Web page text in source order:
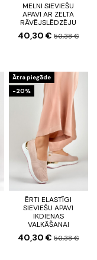
MELNI SIEVIEŠU
APAVI AR ZELTA
RĀVĒJSLĒDZĒJU
40,30 €50,38 €
Ātra piegāde
-20%
ĒRTI ELASTĪGI
SIEVIEŠU APAVI
IKDIENAS
VALKĀŠANAI
40,30 €50,38 €